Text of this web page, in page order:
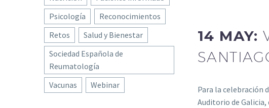
14 MAY:
Para la celebración
Auditorio de
Psicología
Reconocimientos
Retos
Salud y Bienestar
Sociedad Española de
Reumatología
Vacunas
Webinar